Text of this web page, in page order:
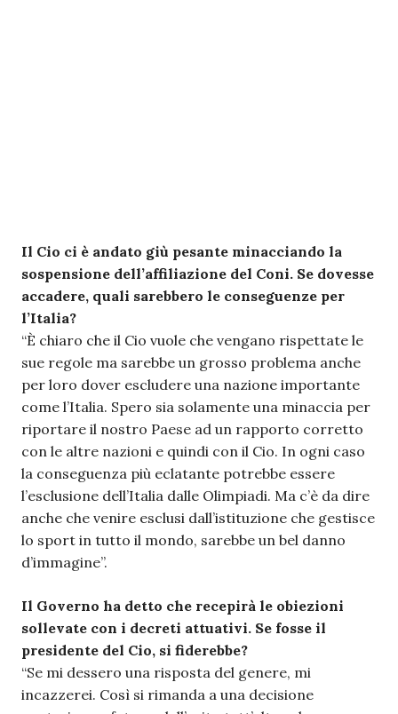
Il Cio ci è andato giù pesante minacciando la
sospensione dell’affiliazione del Coni. Se dovesse
accadere, quali sarebbero le conseguenze per
l’Italia?
“È chiaro che il Cio vuole che vengano rispettate le
sue regole ma sarebbe un grosso problema anche
per loro dover escludere una nazione importante
come l’Italia. Spero sia solamente una minaccia per
riportare il nostro Paese ad un rapporto corretto
con le altre nazioni e quindi con il Cio. In ogni caso
la conseguenza più eclatante potrebbe essere
l’esclusione dell’Italia dalle Olimpiadi. Ma c’è da dire
anche che venire esclusi dall’istituzione che gestisce
lo sport in tutto il mondo, sarebbe un bel danno
d’immagine”.
Il Governo ha detto che recepirà le obiezioni
sollevate con i decreti attuativi. Se fosse il
presidente del Cio, si fiderebbe?
“Se mi dessero una risposta del genere, mi
incazzerei. Così si rimanda a una decisione